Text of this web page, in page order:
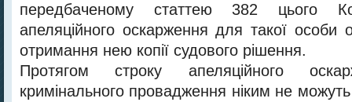
передбаченому статтею 382 цього
апеляційного оскарження для такої особи
отримання нею копії судового рішення.
Протягом строку апеляційного
кримінального провадження ніким не можуть